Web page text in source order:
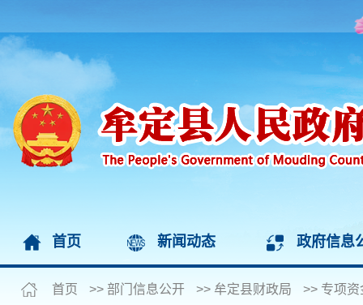
首页 新闻动态 政府信息
首页 >> 部门信息公开 >> 牟定县财政局 >> 专项